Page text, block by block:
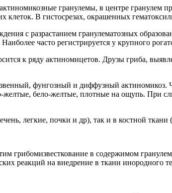
гранулемы, в центре гранулем
В гистосрезах, окрашенных
с разрастанием гранулематозных
часто регистрируется у крупного
к ряду актиномицетов. Друзы гриба,
фунгозный и диффузный актиномикоз.
бело-желтые, плотные на ощупь. При
легкие, почки и др), так и в костной ткани
грибомизвесткование в содержимом
реакций на внедрение в ткани инородного